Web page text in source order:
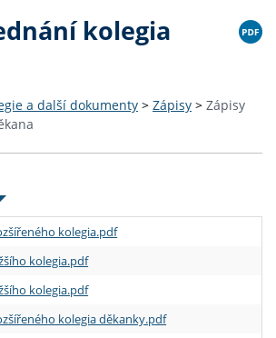
kolegia
a další dokumenty > Zápisy > Zápisy
kolegia.pdf
kolegia.pdf
kolegia.pdf
kolegia děkanky.pdf